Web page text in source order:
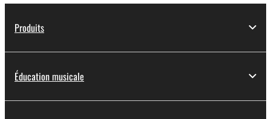
Produits
Éducation musicale